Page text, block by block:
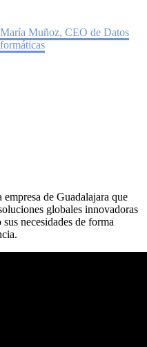
Muñoz, CEO de Datos
de Guadalajara que
globales innovadoras
necesidades de forma